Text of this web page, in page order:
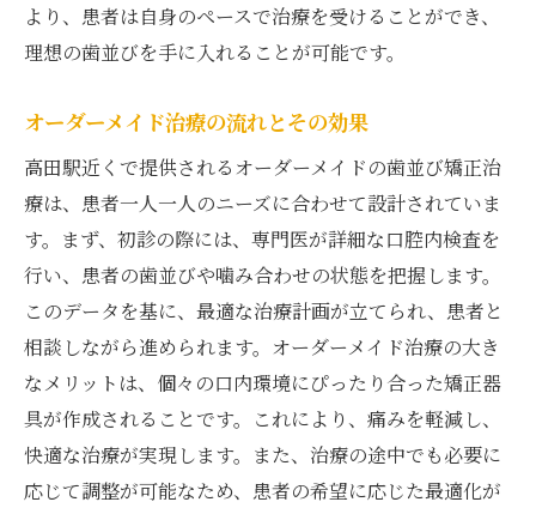
より、患者は自身のペースで治療を受けることができ、
理想の歯並びを手に入れることが可能です。
オーダーメイド治療の流れとその効果
高田駅近くで提供されるオーダーメイドの歯並び矯正治
療は、患者一人一人のニーズに合わせて設計されていま
す。まず、初診の際には、専門医が詳細な口腔内検査を
行い、患者の歯並びや噛み合わせの状態を把握します。
このデータを基に、最適な治療計画が立てられ、患者と
相談しながら進められます。オーダーメイド治療の大き
なメリットは、個々の口内環境にぴったり合った矯正器
具が作成されることです。これにより、痛みを軽減し、
快適な治療が実現します。また、治療の途中でも必要に
応じて調整が可能なため、患者の希望に応じた最適化が